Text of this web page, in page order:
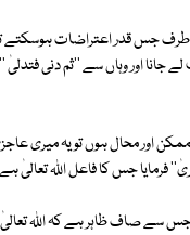
جس قدر اعتراضات
اور وہاں سے ''ثم دنی
اور محال ہوں تو یہ میری
فرمایا جس کا فاعل اﷲ تعالیٰ
جس سے صاف ظاہر ہے کہ اﷲ